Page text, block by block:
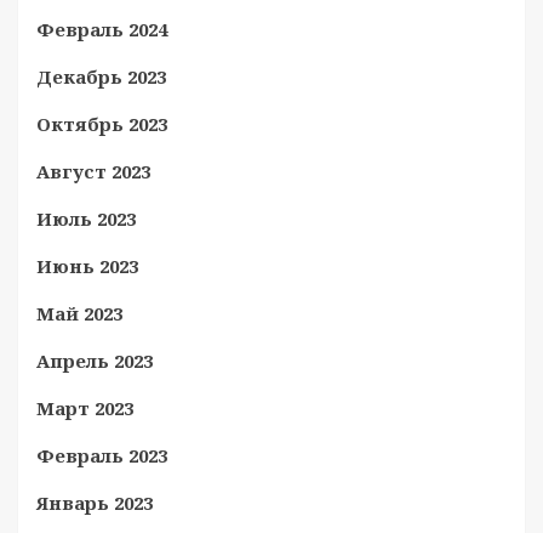
Февраль 2024
Декабрь 2023
Октябрь 2023
Август 2023
Июль 2023
Июнь 2023
Май 2023
Апрель 2023
Март 2023
Февраль 2023
Январь 2023